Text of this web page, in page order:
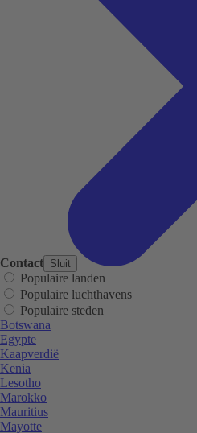
Contact Sluit
Populaire landen
Populaire luchthavens
Populaire steden
Botswana
Egypte
Kaapverdië
Kenia
Lesotho
Marokko
Mauritius
Mayotte